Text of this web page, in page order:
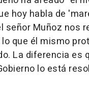
hoy habla de
señor Muñoz nos
que él mismo
La diferencia es
lo está